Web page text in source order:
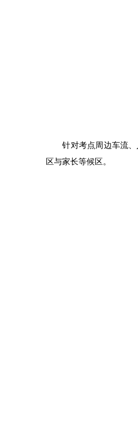
针对考点周边车流、人
区与家长等候区。